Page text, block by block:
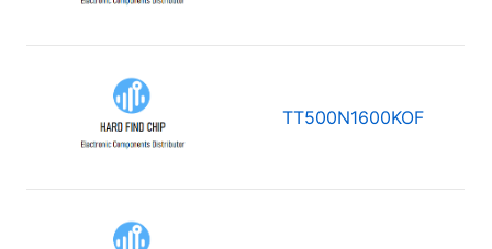
TT500N1600KOF